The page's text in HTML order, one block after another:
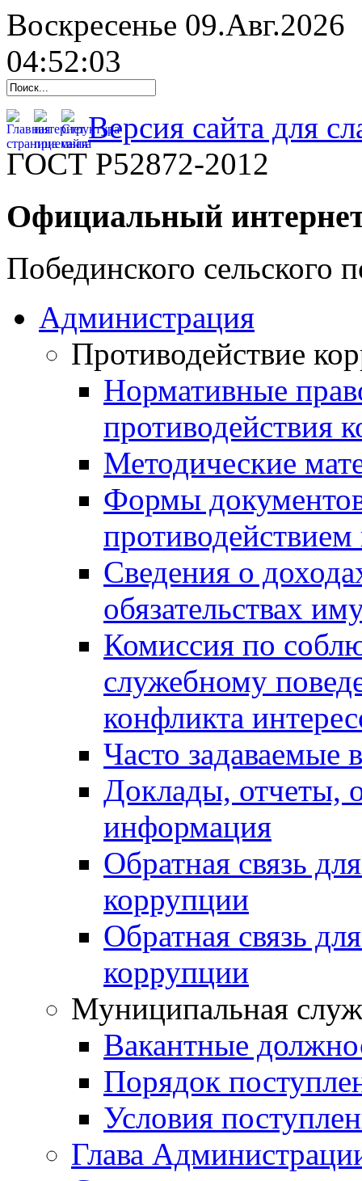
Воскресенье 09.Авг.2026
04:52:04
Версия сайта для
ГОСТ Р52872-2012
Официальный
Побединского сельского
Администрация
Противодействие
Нормативные
противодействия
Методические
Формы
Сведения о
обязательствах
Комиссия по
служебному
конфликта
Часто задаваемые
Доклады, отчеты,
информация
Обратная связь
коррупции
Обратная связь
коррупции
Муниципальная
Вакантные
Порядок
Условия
Глава